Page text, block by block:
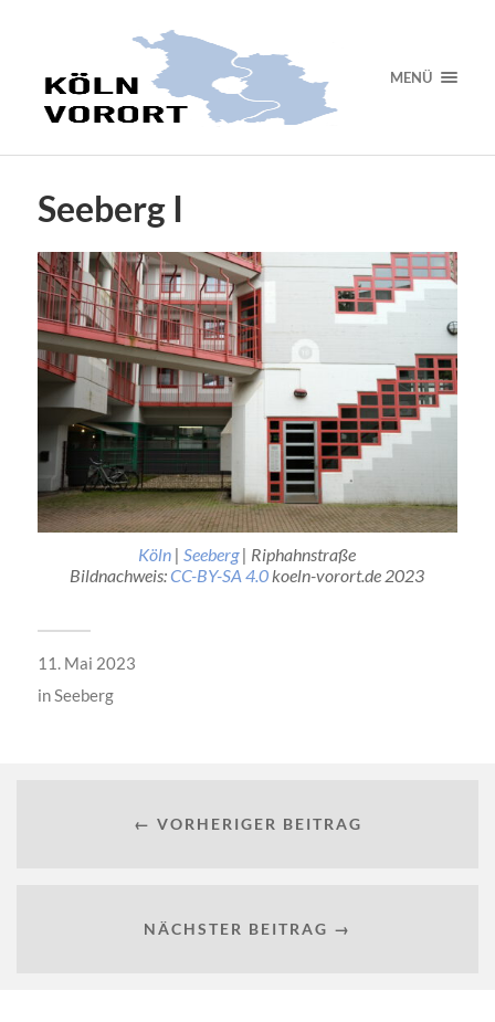
MENÜ
Seeberg I
Köln |Seeberg| Riphahnstraße
Bildnachweis:CC-BY-SA 4.0koeln-vorort.de 2023
11. Mai 2023
inSeeberg
← VORHERIGER BEITRAG
NÄCHSTER BEITRAG →